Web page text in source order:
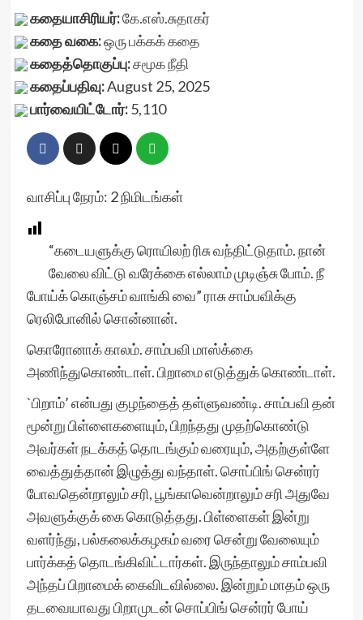
கதையாசிரியர்:கே.எஸ்.சுதாகர்
கதை வகை:ஒரு பக்கக் கதை
கதைத்தொகுப்பு:சமூக நீதி
கதைப்பதிவு:August 25, 2025
பார்வையிட்டோர்:5,110
வாசிப்பு நேரம்: 2நிமிடங்கள்
“கடையளுக்கு ரொயிலற் ரிசு வந்திட்டுதாம். நான்
வேலை விட்டு வரேக்கை எல்லாம் முடிஞ்சு போம். நீ
போய்க் கொஞ்சம் வாங்கி வை” ராசு சாம்பவிக்கு
ரெலிபோனில் சொன்னான்.
கொரோனாக் காலம். சாம்பவி மாஸ்க்கை
அணிந்துகொண்டாள். பிறாமை எடுத்துக் கொண்டாள்.
`பிறாம்’ என்பது குழந்தைத் தள்ளுவண்டி. சாம்பவி தன்
மூன்று பிள்ளைகளையும், பிறந்தது முதற்கொண்டு
அவர்கள் நடக்கத் தொடங்கும் வரையும், அதற்குள்ளே
வைத்துத்தான் இழுத்து வந்தாள். சொப்பிங் சென்ரர்
போவதென்றாலும் சரி, பூங்காவென்றாலும் சரி அதுவே
அவளுக்குக் கை கொடுத்தது. பிள்ளைகள் இன்று
வளர்ந்து, பல்கலைக்கழகம் வரை சென்று வேலையும்
பார்க்கத் தொடங்கிவிட்டார்கள். இருந்தாலும் சாம்பவி
அந்தப் பிறாமைக் கைவிடவில்லை. இன்றும் மாதம் ஒரு
தடவையாவது பிறாமுடன் சொப்பிங் சென்ரர் போய்